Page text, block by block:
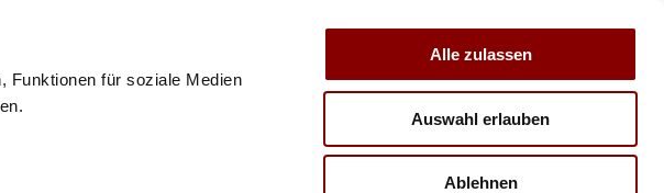
Funktionen für soziale Medien
Alle zulassen
Auswahl erlauben
Ablehnen
VERBAND TRAINER